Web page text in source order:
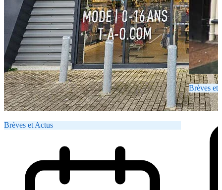
Brèves et Actus
Brèves et